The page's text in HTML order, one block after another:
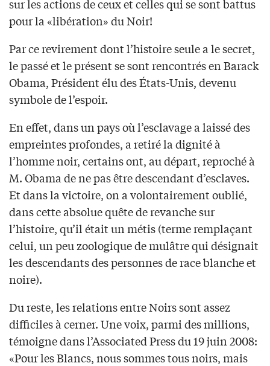
sur les actions de ceux et celles qui se sont battus
pour la «libération» du Noir!
Par ce revirement dont l’histoire seule a le secret,
le passé et le présent se sont rencontrés en Barack
Obama, Président élu des États-Unis, devenu
symbole de l’espoir.
En effet, dans un pays où l’esclavage a laissé des
empreintes profondes, a retiré la dignité à
l’homme noir, certains ont, au départ, reproché à
M. Obama de ne pas être descendant d’esclaves.
Et dans la victoire, on a volontairement oublié,
dans cette absolue quête de revanche sur
l’histoire, qu’il était un métis (terme remplaçant
celui, un peu zoologique de mulâtre qui désignait
les descendants des personnes de race blanche et
noire).
Du reste, les relations entre Noirs sont assez
difficiles à cerner. Une voix, parmi des millions,
témoigne dans l’Associated Press du 19 juin 2008:
«Pour les Blancs, nous sommes tous noirs, mais